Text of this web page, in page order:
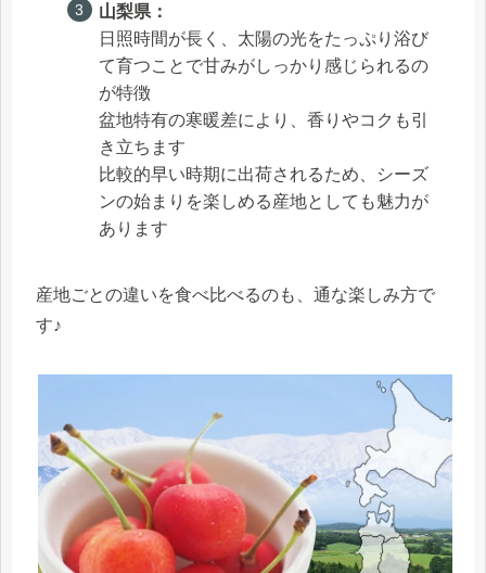
山梨県：
日照時間が長く、太陽の光をたっぷり浴び
て育つことで甘みがしっかり感じられるの
が特徴
盆地特有の寒暖差により、香りやコクも引
き立ちます
比較的早い時期に出荷されるため、シーズ
ンの始まりを楽しめる産地としても魅力が
あります
産地ごとの違いを食べ比べるのも、通な楽しみ方で
す♪